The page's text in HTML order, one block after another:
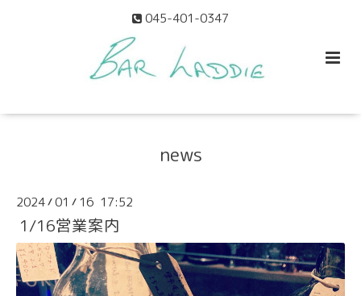
045-401-0347
news
2024/01 / 16 17:52
1/16営業案内